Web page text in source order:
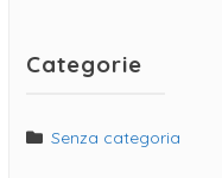
Categorie
Senza categoria